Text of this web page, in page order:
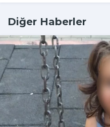
Diğer Haberler